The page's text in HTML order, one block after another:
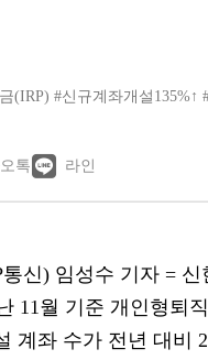
(IRP) #신규계좌개설135%↑
톡 라인
통신) 임성수 기자 = 신
11월 기준 개인형퇴
계좌 수가 전년 대비 2